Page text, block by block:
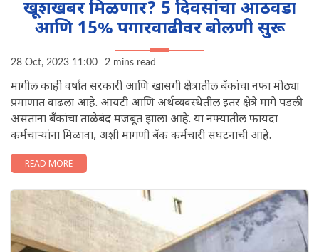
खूशखबर मिळणार? 5 दिवसांचा आठवडा
आणि 15% पगारवाढीवर बोलणी सुरू
28 Oct, 2023 11:00 2 mins read
मागील काही वर्षांत सरकारी आणि खासगी क्षेत्रातील बँकांचा नफा मोठ्या
प्रमाणात वाढला आहे. आयटी आणि अर्थव्यवस्थेतील इतर क्षेत्रे मागे पडली
असताना बँकांचा ताळेबंद मजबूत झाला आहे. या नफ्यातील फायदा
कर्मचाऱ्यांना मिळावा, अशी मागणी बँक कर्मचारी संघटनांची आहे.
READ MORE